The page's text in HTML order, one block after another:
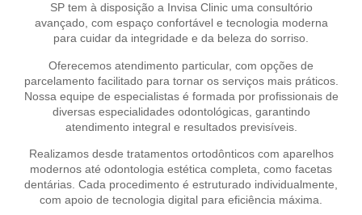
SP tem à disposição a Invisa Clinic uma consultório
avançado, com espaço confortável e tecnologia moderna
para cuidar da integridade e da beleza do sorriso.
Oferecemos atendimento particular, com opções de
parcelamento facilitado para tornar os serviços mais práticos.
Nossa equipe de especialistas é formada por profissionais de
diversas especialidades odontológicas, garantindo
atendimento integral e resultados previsíveis.
Realizamos desde tratamentos ortodônticos com aparelhos
modernos até odontologia estética completa, como facetas
dentárias. Cada procedimento é estruturado individualmente,
com apoio de tecnologia digital para eficiência máxima.